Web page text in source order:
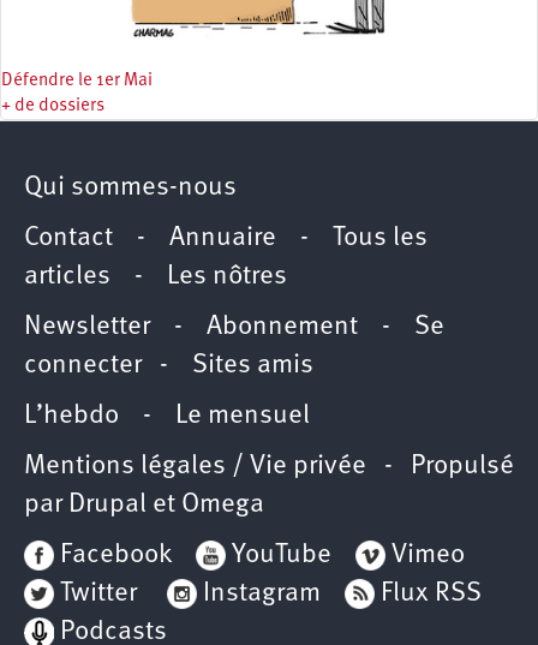
Défendre le 1er Mai
+ de dossiers
Qui sommes-nous
Contact - Annuaire -
Tous les
articles - Les nôtres
Newsletter- Abonnement - Se
connecter- Sites amis
L’hebdo - Le mensuel
Mentions légales / Vie privée - Propulsé
par Drupal et Omega
Facebook
YouTube
Vimeo
Twitter
Instagram
Flux RSS
Podcasts